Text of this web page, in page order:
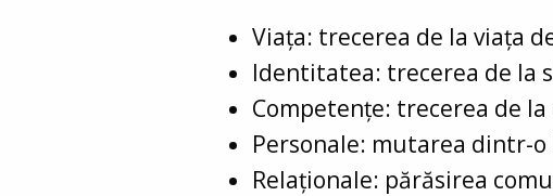
Viața: trecerea de la viața
Identitatea: trecerea de la
Competențe: trecerea de
Personale: mutarea dintr-
Relaționale: părăsirea